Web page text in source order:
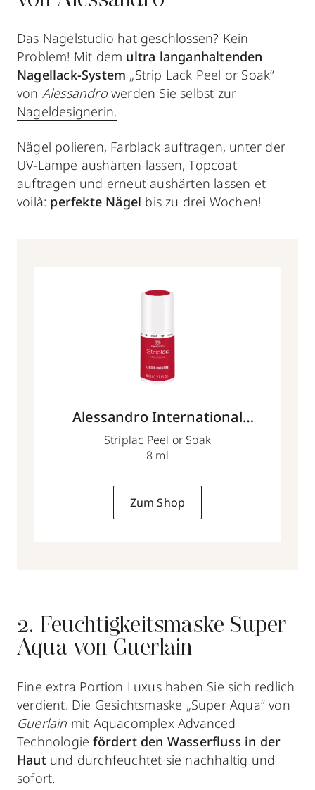
Das Nagelstudio hat geschlossen? Kein
Problem! Mit dem ultra langanhaltenden
Nagellack-System „Strip Lack Peel or Soak“
von Alessandrowerden Sie selbst zur
Nageldesignerin.
Nägel polieren, Farblack auftragen, unter der
UV-Lampe aushärten lassen, Topcoat
auftragen und erneut aushärten lassen et
voilà: perfekte Nägel bis zu drei Wochen!
Alessandro International
Retail
Striplac Peel or Soak
8 ml
Zum Shop
2. Feuchtigkeitsmaske Super
Aqua von Guerlain
Eine extra Portion Luxus haben Sie sich redlich
verdient. Die Gesichtsmaske „Super Aqua“ von
Guerlain mit Aquacomplex Advanced
Technologiefördert den Wasserfluss in der
Hautund durchfeuchtet sie nachhaltig und
sofort.